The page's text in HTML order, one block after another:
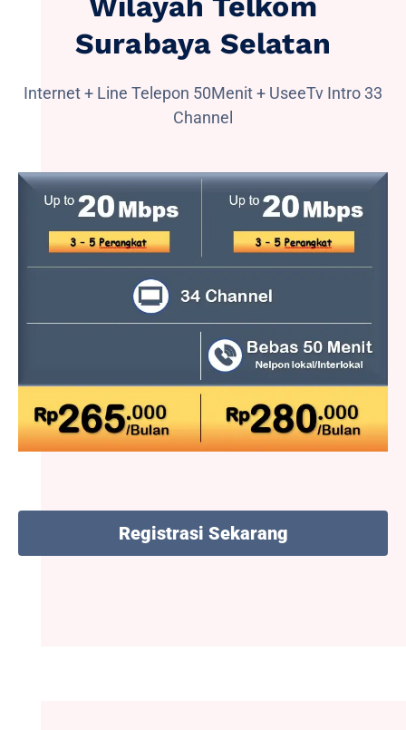
Surabaya Selatan
Internet + Line Telepon 50Menit + UseeTv Intro 33
Channel
Registrasi Sekarang